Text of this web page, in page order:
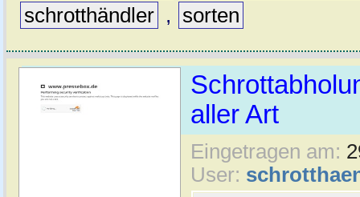
schrotthändler , sorten
aller Art
Eingetragen am:
User: